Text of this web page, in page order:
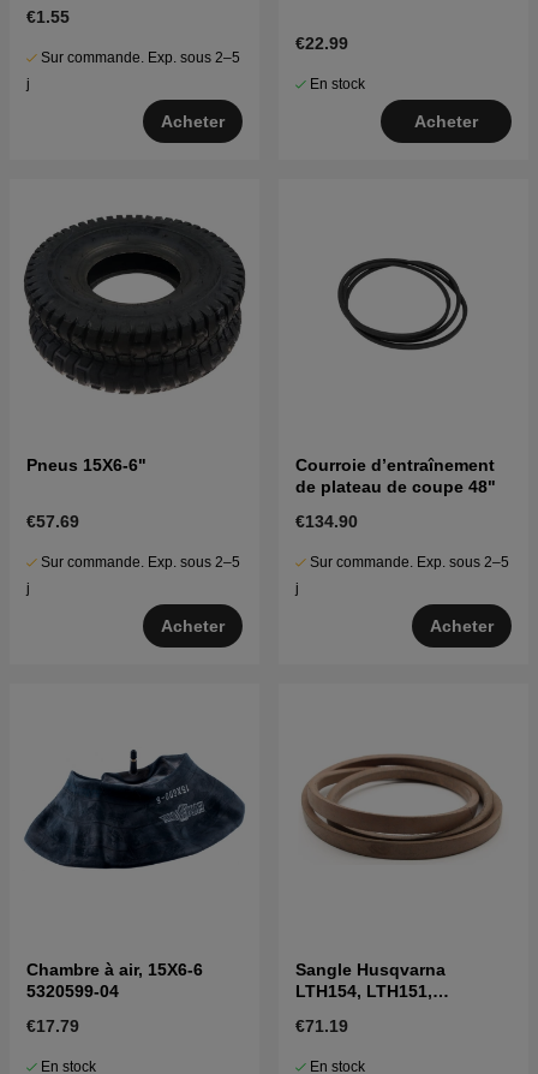
€1.55
Sur commande. Exp. sous 2–5
j
Acheter
€22.99
En stock
Acheter
Pneus 15X6-6"
€57.69
Sur commande. Exp. sous 2–5
j
Acheter
Courroie d’entraînement
de plateau de coupe 48"
€134.90
Sur commande. Exp. sous 2–5
j
Acheter
Chambre à air, 15X6-6
5320599-04
€17.79
En stock
Sangle Husqvarna
LTH154, LTH151,
LT2216A2
€71.19
En stock